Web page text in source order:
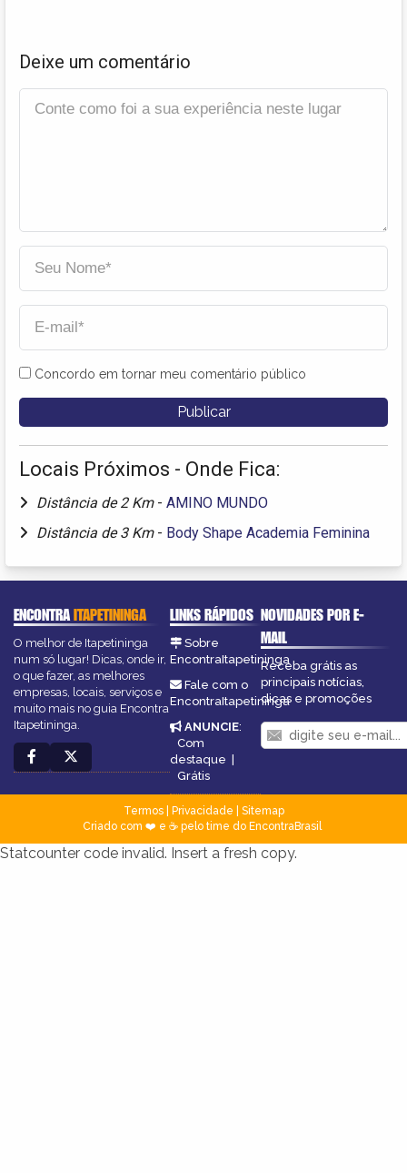
Deixe um comentário
Concordo em tornar meu comentário público
Locais Próximos - Onde Fica:
Distância de 2 Km - AMINO MUNDO
Distância de 3 Km - Body Shape Academia Feminina
ENCONTRAITAPETININGA
O melhor de Itapetininga
num só lugar! Dicas, onde ir,
o que fazer, as melhores
empresas, locais, serviços e
muito mais no guia Encontra
Itapetininga.
LINKS RÁPIDOS
Sobre
EncontraItapetininga
Fale com o
EncontraItapetininga
ANUNCIE:
Com
destaque |
Grátis
NOVIDADES POR E-
MAIL
Receba grátis as
principais notícias,
dicas e promoções
Termos| Privacidade
Sitemap
Criado com ❤️ e ☕ pelo time do EncontraBrasil
Statcounter code invalid. Insert a fresh copy.